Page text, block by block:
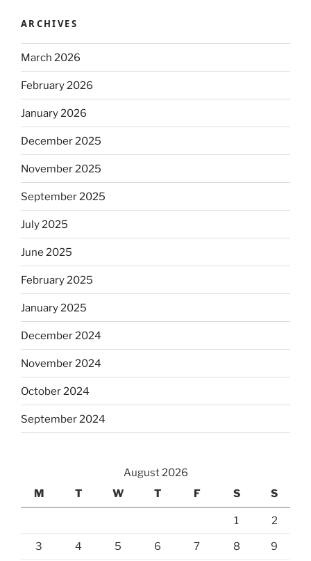
ARCHIVES
March 2026
February 2026
January 2026
December 2025
November 2025
September 2025
July 2025
June 2025
February 2025
January 2025
December 2024
November 2024
October 2024
September 2024
August 2026
M
T W T F S S
1 2
3 4 5 6 7 8 9